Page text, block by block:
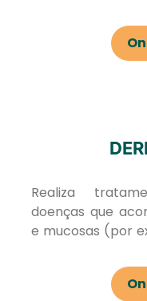
Realiza
doenças que
e mucosas (por